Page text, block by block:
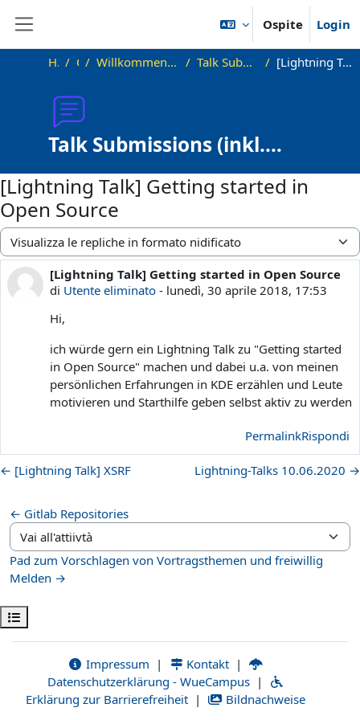
Ospite Login
Apri indice del corso
Home OKInf Willkommen beim Offenen Informatikkolloquium! Talk Submissions (inkl. Lightning Talks) [Lightning Talk] Getting started in Open Source
Talk Submissions (inkl.
Lightning Talks)
[Lightning Talk] Getting started in
Open Source
Modalità visualizzazione
[Lightning Talk] Getting started in Open Source
di Utente eliminato - lunedì, 30 aprile 2018, 17:53
Numero di risposte: 0
Hi,
ich würde gern ein Lightning Talk zu "Getting started
in Open Source" machen und dabei u.a. von meinen
persönlichen Erfahrungen in KDE erzählen und Leute
motivieren und Starthilfe geben selbst aktiv zu werden
PermalinkRispondi
← [Lightning Talk] XSRF Lightning-Talks 10.06.2020 →
← Gitlab Repositories
Vai all'attiivtà
Pad zum Vorschlagen von Vortragsthemen und freiwillig
Melden →
Impressum | Kontakt |
Datenschutzerklärung - WueCampus |
Erklärung zur Barrierefreiheit | Bildnachweise